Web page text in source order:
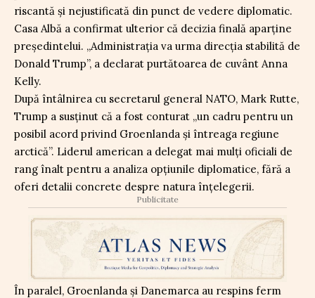
riscantă și nejustificată din punct de vedere diplomatic.
Casa Albă a confirmat ulterior că decizia finală aparține
președintelui. „Administrația va urma direcția stabilită de
Donald Trump”, a declarat purtătoarea de cuvânt Anna
Kelly.
După întâlnirea cu secretarul general NATO, Mark Rutte,
Trump a susținut că a fost conturat „un cadru pentru un
posibil acord privind Groenlanda și întreaga regiune
arctică”. Liderul american a delegat mai mulți oficiali de
rang înalt pentru a analiza opțiunile diplomatice, fără a
oferi detalii concrete despre natura înțelegerii.
Publicitate
În paralel, Groenlanda și Danemarca au respins ferm